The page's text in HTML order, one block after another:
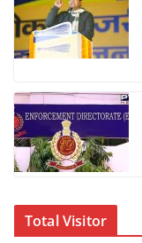
k
Total Visitor